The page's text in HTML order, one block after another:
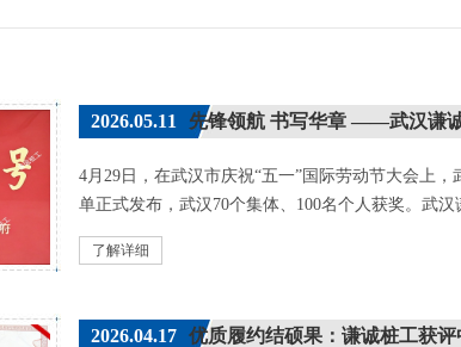
2026.05.11 先锋领航 书写华章 ——武汉谦诚桩工科
4月29日，在武汉市庆祝“五一”国际劳动节大会上
单正式发布，武汉70个集体、100名个人获奖。武汉
了解详细
2026.04.17 优质履约结硕果：谦诚桩工获